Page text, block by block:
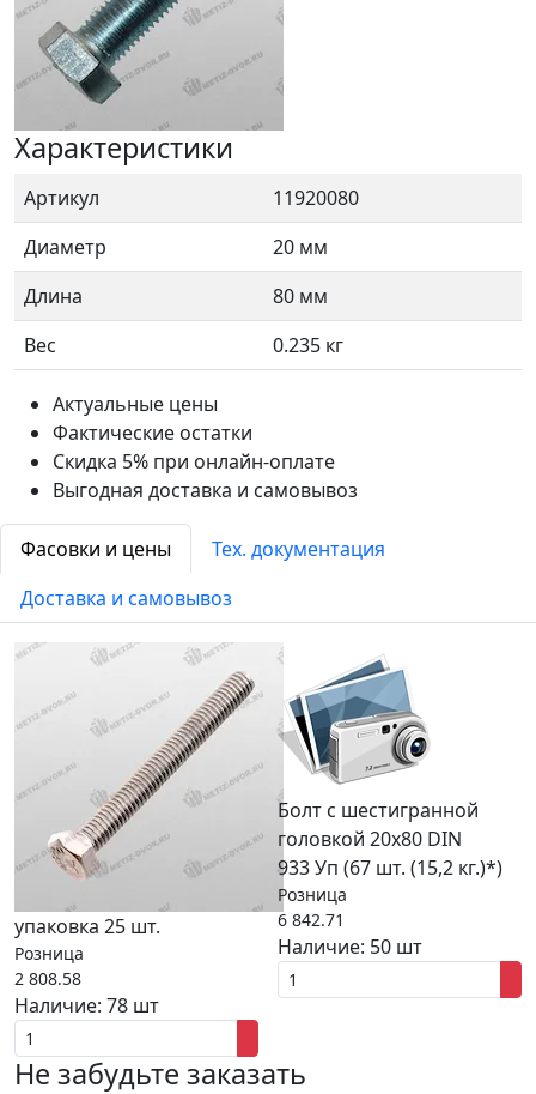
Характеристики
Артикул
11920080
Диаметр
20 мм
Длина
80 мм
Вес
0.235 кг
Актуальные цены
Фактические остатки
Скидка 5% при онлайн-оплате
Выгодная доставка и самовывоз
Фасовки и цены
Тех. документация
Доставка и самовывоз
упаковка 25 шт.
Розница
2 808.58
Наличие: 78 шт
Болт с шестигранной
головкой 20x80 DIN
933 Уп (67 шт. (15,2 кг.)*)
Розница
6 842.71
Наличие: 50 шт
Не забудьте заказать